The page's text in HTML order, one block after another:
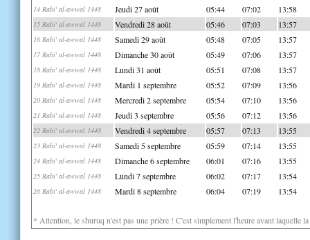
14 Rabi' al-awwal 1448 Jeudi 27 août 05:44 07:02 13:58
15 Rabi' al-awwal 1448 Vendredi 28 août 05:46 07:03 13:57
16 Rabi' al-awwal 1448 Samedi 29 août 05:48 07:05 13:57
17 Rabi' al-awwal 1448 Dimanche 30 août 05:49 07:06 13:57
18 Rabi' al-awwal 1448 Lundi 31 août 05:51 07:08 13:57
19 Rabi' al-awwal 1448 Mardi 1 septembre 05:52 07:09 13:56
20 Rabi' al-awwal 1448 Mercredi 2 septembre 05:54 07:10 13:56
21 Rabi' al-awwal 1448 Jeudi 3 septembre 05:56 07:12 13:56
22 Rabi' al-awwal 1448 Vendredi 4 septembre 05:57 07:13 13:55
23 Rabi' al-awwal 1448 Samedi 5 septembre 05:59 07:14 13:55
24 Rabi' al-awwal 1448 Dimanche 6 septembre 06:01 07:16 13:55
25 Rabi' al-awwal 1448 Lundi 7 septembre 06:02 07:17 13:54
26 Rabi' al-awwal 1448 Mardi 8 septembre 06:04 07:19 13:54
* Attention, le shuruq n'est pas une prière ! C'est simplement l'heure avant laquelle